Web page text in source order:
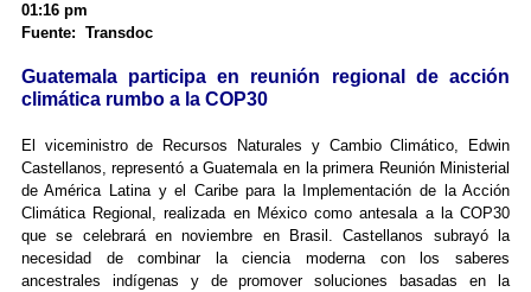
01:16 pm
Fuente: Transdoc
Guatemala participa en reunión regional de acción
climática rumbo a la COP30
El viceministro de Recursos Naturales y Cambio Climático, Edwin
Castellanos, representó a Guatemala en la primera Reunión Ministerial
de América Latina y el Caribe para la Implementación de la Acción
Climática Regional, realizada en México como antesala a la COP30
que se celebrará en noviembre en Brasil. Castellanos subrayó la
necesidad de combinar la ciencia moderna con los saberes
ancestrales indígenas y de promover soluciones basadas en la